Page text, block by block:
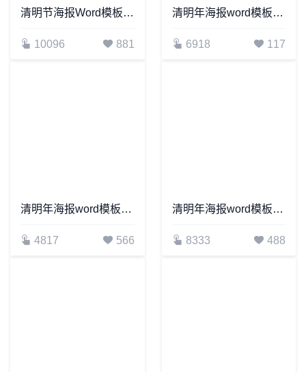
清明节海报Word模板(15)
10096 881
清明年海报word模板通用可编辑(1)
6918 117
清明年海报word模板通用可编辑(38)
4817 566
清明年海报word模板通用可编辑(37)
8333 488